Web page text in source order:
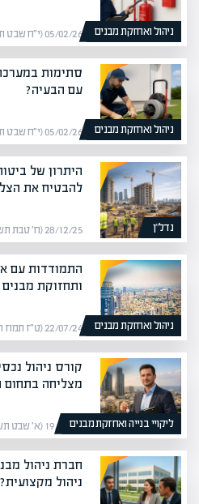
ניהול ואחזקת מבנים 05/02/26 (י״ח שבט תשפ״ו) | מערכת אפיק
ניהול ואחזקת מבנים
סתימות
עם הבעיה?
05/02/26 (י״ח שבט תשפ״ו) | מערכת אפיק
נדל”ן
היתרון של
להבטיח את
28/12/25 (ח׳ טבת תשפ״ו) | מערכת אפיק
ניהול ואחזקת מבנים
התמודדות עם
ותחזוקת מבנים
22/07/24 (ט״ז תמוז תשפ״ד) | מערכת אפיק
ליקויי בנייה ואחזקת מבנים
קורס ניהול
מצליחה בתחום
19/01/26 (א׳ שבט תשפ״ו) | מערכת אפיק
חברת ניהול
ניהול מקצועית?